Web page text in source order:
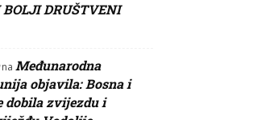
DRUŠTVENI
na Međunarodna
objavila: Bosna i
dobila zvijezdu i